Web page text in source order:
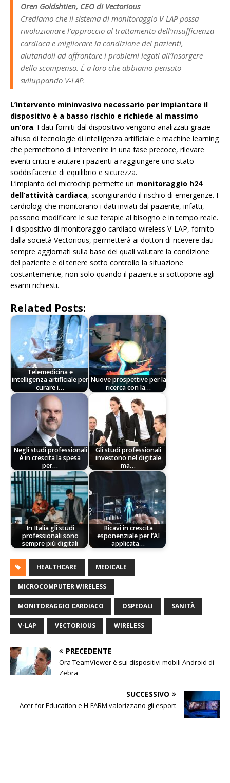
Oren Goldshtien, CEO di Vectorious
Crediamo che il sistema di monitoraggio V-LAP possa
rivoluzionare l’approccio al trattamento dell’insufficienza
cardiaca e migliorare la condizione dei pazienti,
aiutandoli ad affrontare i problemi legati all’insorgere
dello scompenso. É a loro che abbiamo pensato
sviluppando V-LAP.
L’intervento mininvasivo necessario per impiantare il
dispositivo è a basso rischio e richiede al massimo
un’ora. I dati forniti dal dispositivo vengono analizzati grazie
all’uso di tecnologie di intelligenza artificiale e machine learning
che permettono di intervenire in una fase precoce, rilevare
eventi critici e aiutare i pazienti a raggiungere uno stato
soddisfacente di equilibrio e sicurezza.
L’impianto del microchip permette un monitoraggio h24
dell’attività cardiaca, scongiurando il rischio di emergenze. I
cardiologi che monitorano i dati inviati dal paziente, infatti,
possono modificare le sue terapie al bisogno e in tempo reale.
Il dispositivo di monitoraggio cardiaco wireless V-LAP, fornito
dalla società Vectorious, permetterà ai dottori di ricevere dati
sempre aggiornati sulla base dei quali valutare la condizione
del paziente e di tenere sotto controllo la situazione
costantemente, non solo quando il paziente si sottopone agli
esami richiesti.
Related Posts:
Telemedicina e
intelligenza artificiale per
curare i…
Nuove prospettive per la
ricerca con la…
Negli studi professionali
è in crescita la spesa
per…
Gli studi professionali
investono nel digitale
ma…
In Italia gli studi
professionali sono
sempre più digitali
Ricavi in crescita
esponenziale per l’AI
applicata…
HEALTHCARE MEDICALE
MICROCOMPUTER WIRELESS
MONITORAGGIO CARDIACO OSPEDALI SANITÀ
V-LAP VECTORIOUS WIRELESS
PRECEDENTE
Ora TeamViewer è sui dispositivi mobili Android di
Zebra
SUCCESSIVO
Acer for Education e H-FARM valorizzano gli esport